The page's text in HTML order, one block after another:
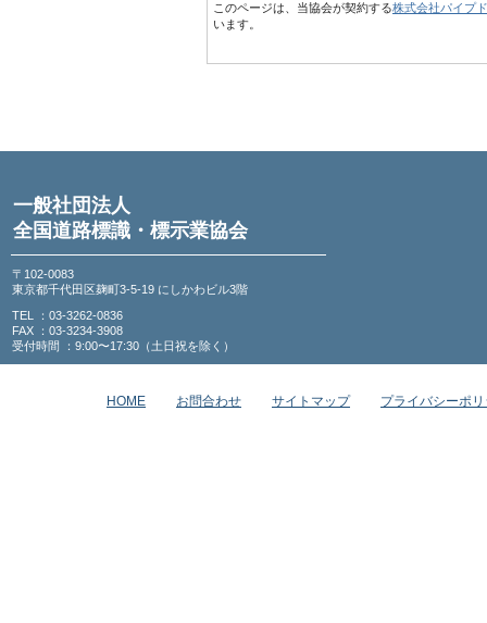
このページは、当協会が契約する株式会社パイプ
います。
一般社団法人
全国道路標識・標示業協会
〒102-0083
東京都千代田区麹町3-5-19 にしかわビル3階
TEL ：03-3262-0836
FAX ：03-3234-3908
受付時間 ：9:00〜17:30（土日祝を除く）
HOME お問合わせ サイトマップ プライバシーポ